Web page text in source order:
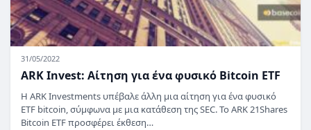
31/05/2022
ARK Invest: Αίτηση για ένα φυσικό Bitcoin ETF
Η ARK Investments υπέβαλε άλλη μια αίτηση για ένα φυσικό
ETF bitcoin, σύμφωνα με μια κατάθεση της SEC. Το ARK 21Shares
Bitcoin ETF προσφέρει έκθεση…